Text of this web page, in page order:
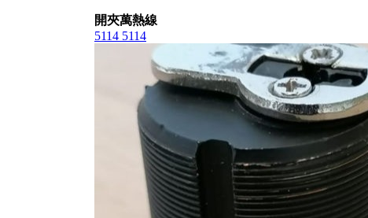
開夾萬熱線
5114 5114